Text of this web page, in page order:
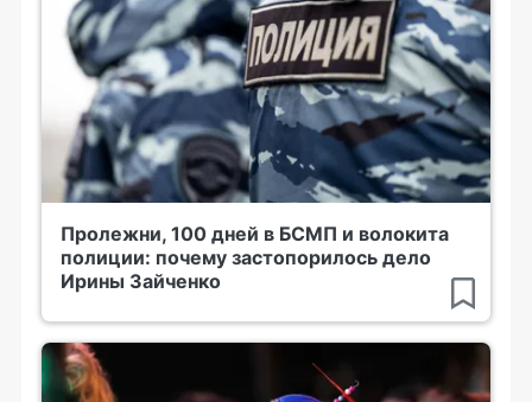
Пролежни, 100 дней в БСМП и волокита
полиции: почему застопорилось дело
Ирины Зайченко